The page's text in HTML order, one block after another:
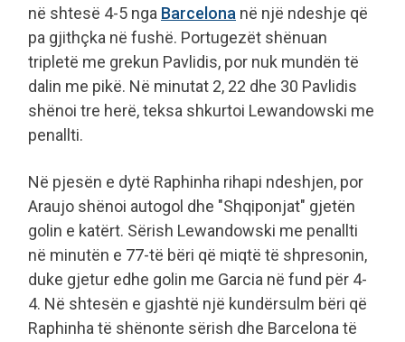
në shtesë 4-5 nga Barcelona në një ndeshje që
pa gjithçka në fushë. Portugezët shënuan
tripletë me grekun Pavlidis, por nuk mundën të
dalin me pikë. Në minutat 2, 22 dhe 30 Pavlidis
shënoi tre herë, teksa shkurtoi Lewandowski me
penallti.
Në pjesën e dytë Raphinha rihapi ndeshjen, por
Araujo shënoi autogol dhe "Shqiponjat" gjetën
golin e katërt. Sërish Lewandowski me penallti
në minutën e 77-të bëri që miqtë të shpresonin,
duke gjetur edhe golin me Garcia në fund për 4-
4. Në shtesën e gjashtë një kundërsulm bëri që
Raphinha të shënonte sërish dhe Barcelona të